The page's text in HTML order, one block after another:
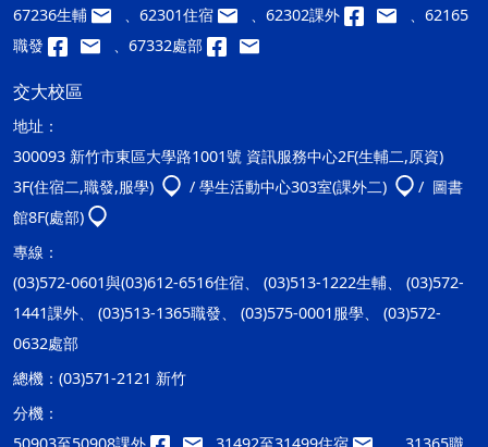
67236生輔
、62301住宿 、62302課外
、62165
職發
、67332處部
交大校區
地址：
300093 新竹市東區大學路1001號 資訊服務中心2F(生輔二,原資)
3F(住宿二,職發,服學)
/ 學生活動中心303室(課外二)
/ 圖書
館8F(處部)
專線：
(03)572-0601與(03)612-6516住宿、 (03)513-1222生輔、 (03)572-
1441課外、 (03)513-1365職發、 (03)575-0001服學、 (03)572-
0632處部
總機： (03)571-2121 新竹
分機：